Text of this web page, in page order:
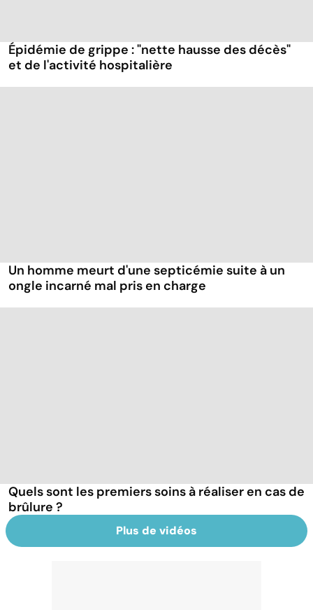
Épidémie de grippe : "nette hausse des décès"
et de l'activité hospitalière
Un homme meurt d'une septicémie suite à un
ongle incarné mal pris en charge
Quels sont les premiers soins à réaliser en cas de
brûlure ?
Plus de vidéos